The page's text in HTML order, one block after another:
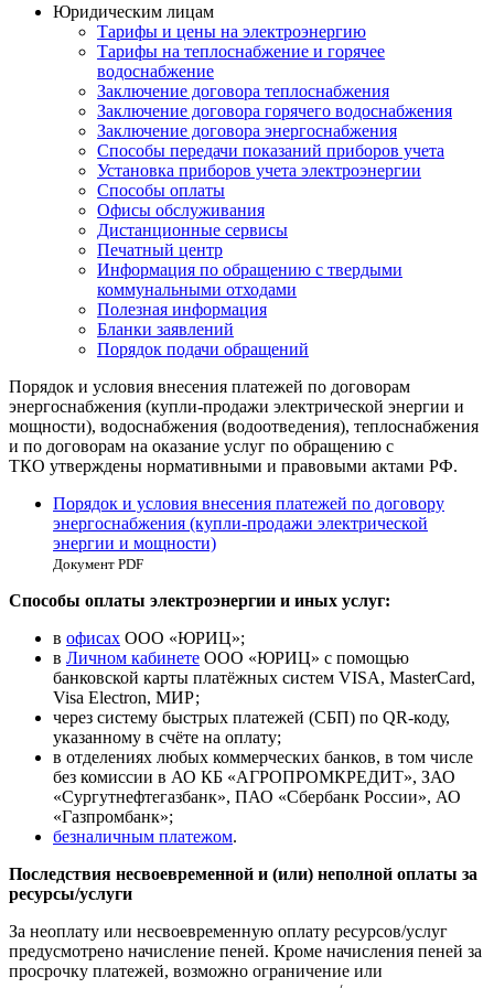
Юридическим лицам
Тарифы и цены на электроэнергию
Тарифы на теплоснабжение и горячее
водоснабжение
Заключение договора теплоснабжения
Заключение договора горячего водоснабжения
Заключение договора энергоснабжения
Способы передачи показаний приборов учета
Установка приборов учета электроэнергии
Способы оплаты
Офисы обслуживания
Дистанционные сервисы
Печатный центр
Информация по обращению с твердыми
коммунальными отходами
Полезная информация
Бланки заявлений
Порядок подачи обращений
Порядок и условия внесения платежей по договорам
энергоснабжения (купли-продажи электрической энергии и
мощности), водоснабжения (водоотведения), теплоснабжения
и по договорам на оказание услуг по обращению с
ТКО утверждены нормативными и правовыми актами РФ.
Порядок и условия внесения платежей по договору
энергоснабжения (купли-продажи электрической
энергии и мощности)
Документ PDF
Способы оплаты электроэнергии и иных услуг:
в офисах ООО «ЮРИЦ»;
в Личном кабинете ООО «ЮРИЦ» с помощью
банковской карты платёжных систем VISA, MasterCard,
Visa Electron, МИР;
через систему быстрых платежей (СБП) по QR-коду,
указанному в счёте на оплату;
в отделениях любых коммерческих банков, в том числе
без комиссии в АО КБ «АГРОПРОМКРЕДИТ», ЗАО
«Сургутнефтегазбанк», ПАО «Сбербанк России», АО
«Газпромбанк»;
безналичным платежом.
Последствия несвоевременной и (или) неполной оплаты за
ресурсы/услуги
За неоплату или несвоевременную оплату ресурсов/услуг
предусмотрено начисление пеней. Кроме начисления пеней за
просрочку платежей, возможно ограничение или